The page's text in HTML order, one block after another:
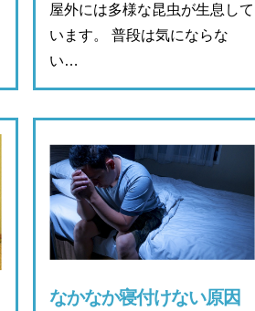
屋外には多様な昆虫が生息して
います。 普段は気にならな
い…
なかなか寝付けない原因